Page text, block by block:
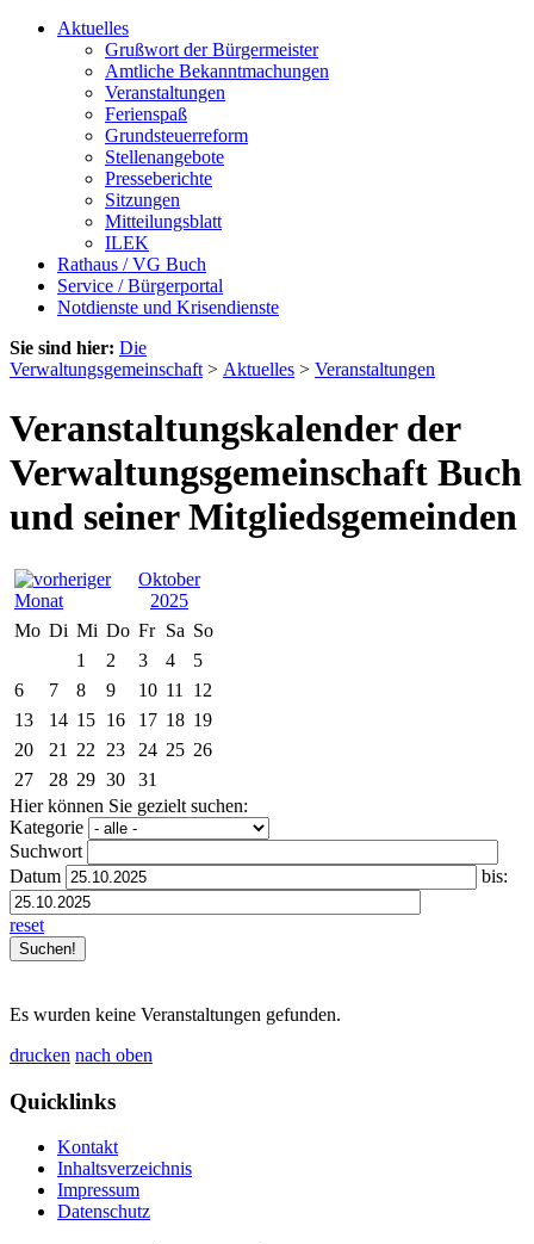
Aktuelles
Grußwort der Bürgermeister
Amtliche Bekanntmachungen
Veranstaltungen
Ferienspaß
Grundsteuerreform
Stellenangebote
Presseberichte
Sitzungen
Mitteilungsblatt
ILEK
Rathaus / VG Buch
Service / Bürgerportal
Notdienste und Krisendienste
Sie sind hier: Die
Verwaltungsgemeinschaft > Aktuelles > Veranstaltungen
Veranstaltungskalender der
Verwaltungsgemeinschaft Buch
und seiner Mitgliedsgemeinden
Oktober
2025
Mo Di Mi Do Fr Sa So
1
2 3 4
5
6
7 8 9 10 11
12
13
14 15 16 17 18 19
20
21 22 23 24 25 26
27
28 29 30
31
Hier können Sie gezielt suchen:
Kategorie
Suchwort
Datum
bis:
reset
Es wurden keine Veranstaltungen gefunden.
drucken nach oben
Quicklinks
Kontakt
Inhaltsverzeichnis
Impressum
Datenschutz